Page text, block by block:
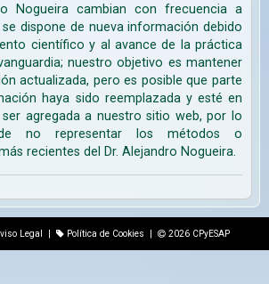
Nogueira cambian con frecuencia a
dispone de nueva información debido
científico y al avance de la práctica
nuestro objetivo es mantener
actualizada, pero es posible que parte
haya sido reemplazada y esté en
agregada a nuestro sitio web, por lo
no representar los métodos o
recientes del Dr. Alejandro Nogueira.
Legal Política de Cookies 2026 CPyESAP